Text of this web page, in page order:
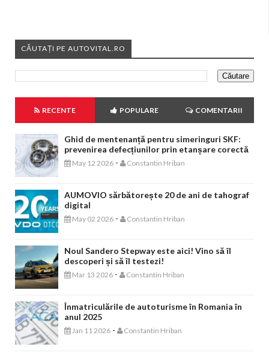
CĂUTAȚI PE AUTOVITAL.RO
RECENTE POPULARE COMENTARII
Ghid de mentenanță pentru simeringuri SKF:
prevenirea defecțiunilor prin etanșare corectă
May 12 2026 - Constantin Hriban
AUMOVIO sărbătorește 20 de ani de tahograf
digital
May 02 2026 - Constantin Hriban
Noul Sandero Stepway este aici! Vino să îl
descoperi și să îl testezi!
Mar 13 2026 - Constantin Hriban
Înmatriculările de autoturisme în Romania în
anul 2025
Jan 11 2026 - Constantin Hriban